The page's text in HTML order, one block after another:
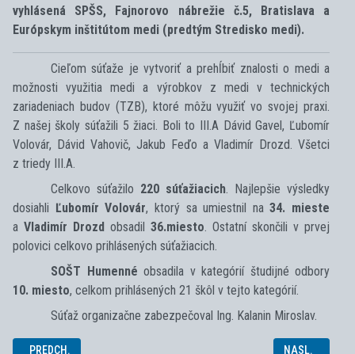
vyhlásená SPŠS, Fajnorovo nábrežie č.5, Bratislava a
Európskym inštitútom medi (predtým Stredisko medi).
Cieľom súťaže je vytvoriť a prehĺbiť znalosti o medi a
možnosti využitia medi a výrobkov z medi v technických
zariadeniach budov (TZB), ktoré môžu využiť vo svojej praxi.
Z našej školy súťažili 5 žiaci. Boli to III.A Dávid Gavel, Ľubomír
Volovár, Dávid Vahovič, Jakub Feďo a Vladimír Drozd. Všetci
z triedy III.A.
Celkovo súťažilo 220 súťažiacich . Najlepšie výsledky
dosiahli Ľubomír Volovár, ktorý sa umiestnil na34. mieste
a Vladimír Drozd obsadil 36.miesto . Ostatní skončili v prvej
polovici celkovo prihlásených súťažiacich.
SOŠT Humenné obsadila v kategórií študijné odbory
10. miesto, celkom prihlásených 21 škôl v tejto kategórií.
Súťaž organizačne zabezpečoval Ing. Kalanin Miroslav.
PREDCHÁDZAJÚCI ČLÁNOK: KRAJSKÉ KOLO SOČ 2019
PREDCH. NASLEDUJÚCI
NASL.